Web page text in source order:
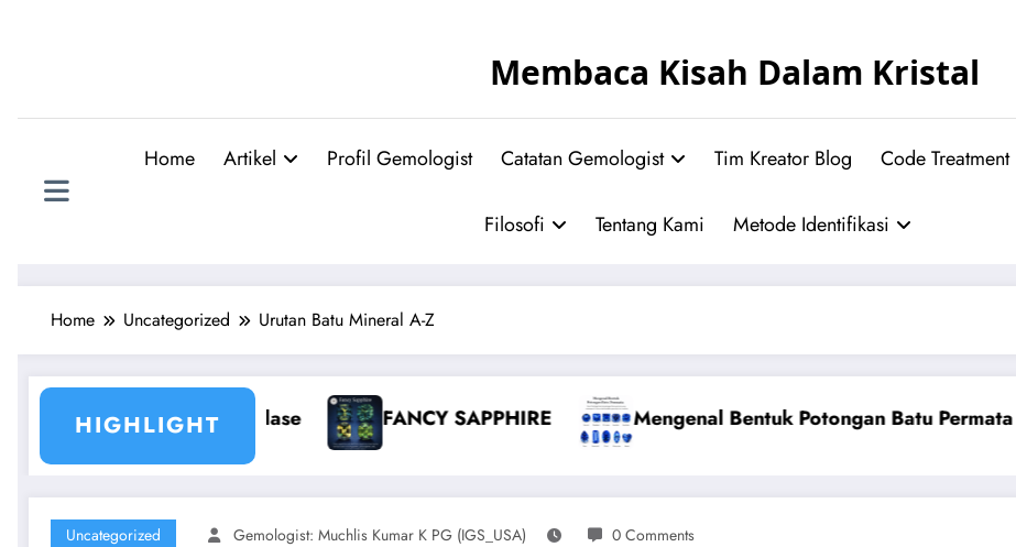
Membaca Kisah Dalam Kristal
Home Artikel Profil Gemologist Catatan Gemologist Tim Kreator Blog Code Treatment
Filosofi Tentang Kami Metode Identifikasi
Home Uncategorized Urutan Batu Mineral A-Z
HIGHLIGHTFANCY SAPPHIRE Mengenal Bentuk Potongan Batu Permata
Uncategorized Gemologist: Muchlis Kumar K PG (IGS_USA) 0 Comments